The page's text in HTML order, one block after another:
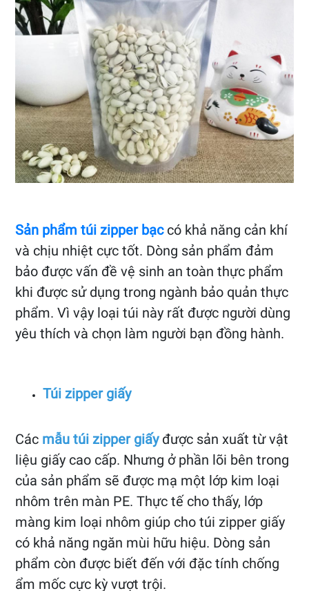
Sản phẩm túi zipper bạc có khả năng cản khí
và chịu nhiệt cực tốt. Dòng sản phẩm đảm
bảo được vấn đề vệ sinh an toàn thực phẩm
khi được sử dụng trong ngành bảo quản thực
phẩm. Vì vậy loại túi này rất được người dùng
yêu thích và chọn làm người bạn đồng hành.
Túi zipper giấy
Các mẫu túi zipper giấyđược sản xuất từ vật
liệu giấy cao cấp. Nhưng ở phần lõi bên trong
của sản phẩm sẽ được mạ một lớp kim loại
nhôm trên màn PE. Thực tế cho thấy, lớp
màng kim loại nhôm giúp cho túi zipper giấy
có khả năng ngăn mùi hữu hiệu. Dòng sản
phẩm còn được biết đến với đặc tính chống
ẩm mốc cực kỳ vượt trội.